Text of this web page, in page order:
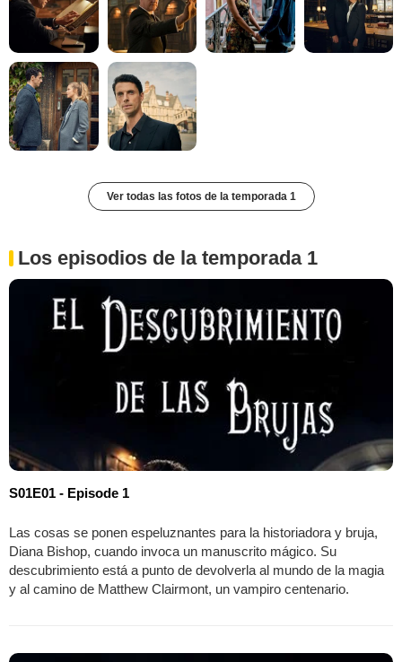
Ver todas las fotos de la temporada 1
Los episodios de la temporada 1
S01E01 - Episode 1
Las cosas se ponen espeluznantes para la historiadora y bruja,
Diana Bishop, cuando invoca un manuscrito mágico. Su
descubrimiento está a punto de devolverla al mundo de la magia
y al camino de Matthew Clairmont, un vampiro centenario.